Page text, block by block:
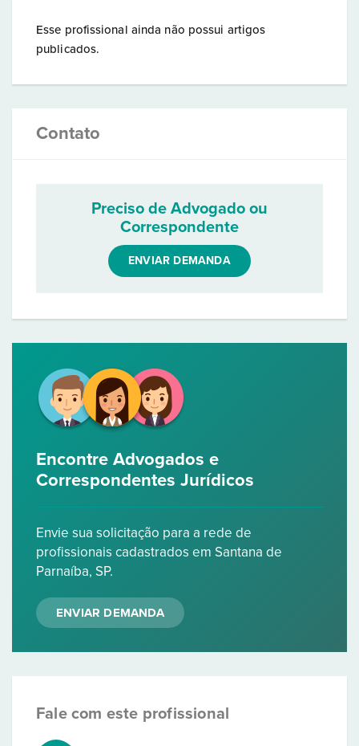
Esse profissional ainda não possui artigos
publicados.
Contato
Preciso de Advogado ou
Correspondente
ENVIAR DEMANDA
Encontre Advogados e
Correspondentes Jurídicos
Envie sua solicitação para a rede de
profissionais cadastrados em Santana de
Parnaíba, SP.
ENVIAR DEMANDA
Fale com este profissional